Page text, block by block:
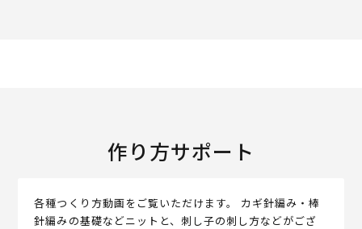
作り方サポート
各種つくり方動画をご覧いただけます。 カギ針編み・棒
針編みの基礎などニットと、刺し子の刺し方などがござ